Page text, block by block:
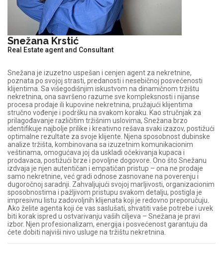
Snežana Krstić
Real Estate agent and Consultant
Snežana je izuzetno uspešan i cenjen agent za nekretnine,
poznata po svojoj strasti, predanosti i nesebičnoj posvećenosti
klijentima. Sa višegodišnjim iskustvom na dinamičnom tržištu
nekretnina, ona savršeno razume sve kompleksnosti i nijanse
procesa prodaje ili kupovine nekretnina, pružajući klijentima
stručno vođenje i podršku na svakom koraku. Kao stručnjak za
prilagođavanje različitim tržišnim uslovima, Snežana brzo
identifikuje najbolje prilike i kreativno rešava svaki izazov, postižući
optimalne rezultate za svoje klijente. Njena sposobnost dubinske
analize tržišta, kombinovana sa izuzetnim komunikacionim
veštinama, omogućava joj da uskladi očekivanja kupaca i
prodavaca, postižući brze i povoljne dogovore. Ono što Snežanu
izdvaja je njen autentičan i empatičan pristup – ona ne prodaje
samo nekretnine, već gradi odnose zasnovane na poverenju i
dugoročnoj saradnji. Zahvaljujući svojoj marljivosti, organizacionim
sposobnostima i pažljivom pristupu svakom detalju, postigla je
impresivnu listu zadovoljnih klijenata koji je redovno preporučuju.
Ako želite agenta koji će vas saslušati, shvatiti vaše potrebe i uvek
biti korak ispred u ostvarivanju vaših ciljeva – Snežana je pravi
izbor. Njen profesionalizam, energija i posvećenost garantuju da
ćete dobiti najviši nivo usluge na tržištu nekretnina.